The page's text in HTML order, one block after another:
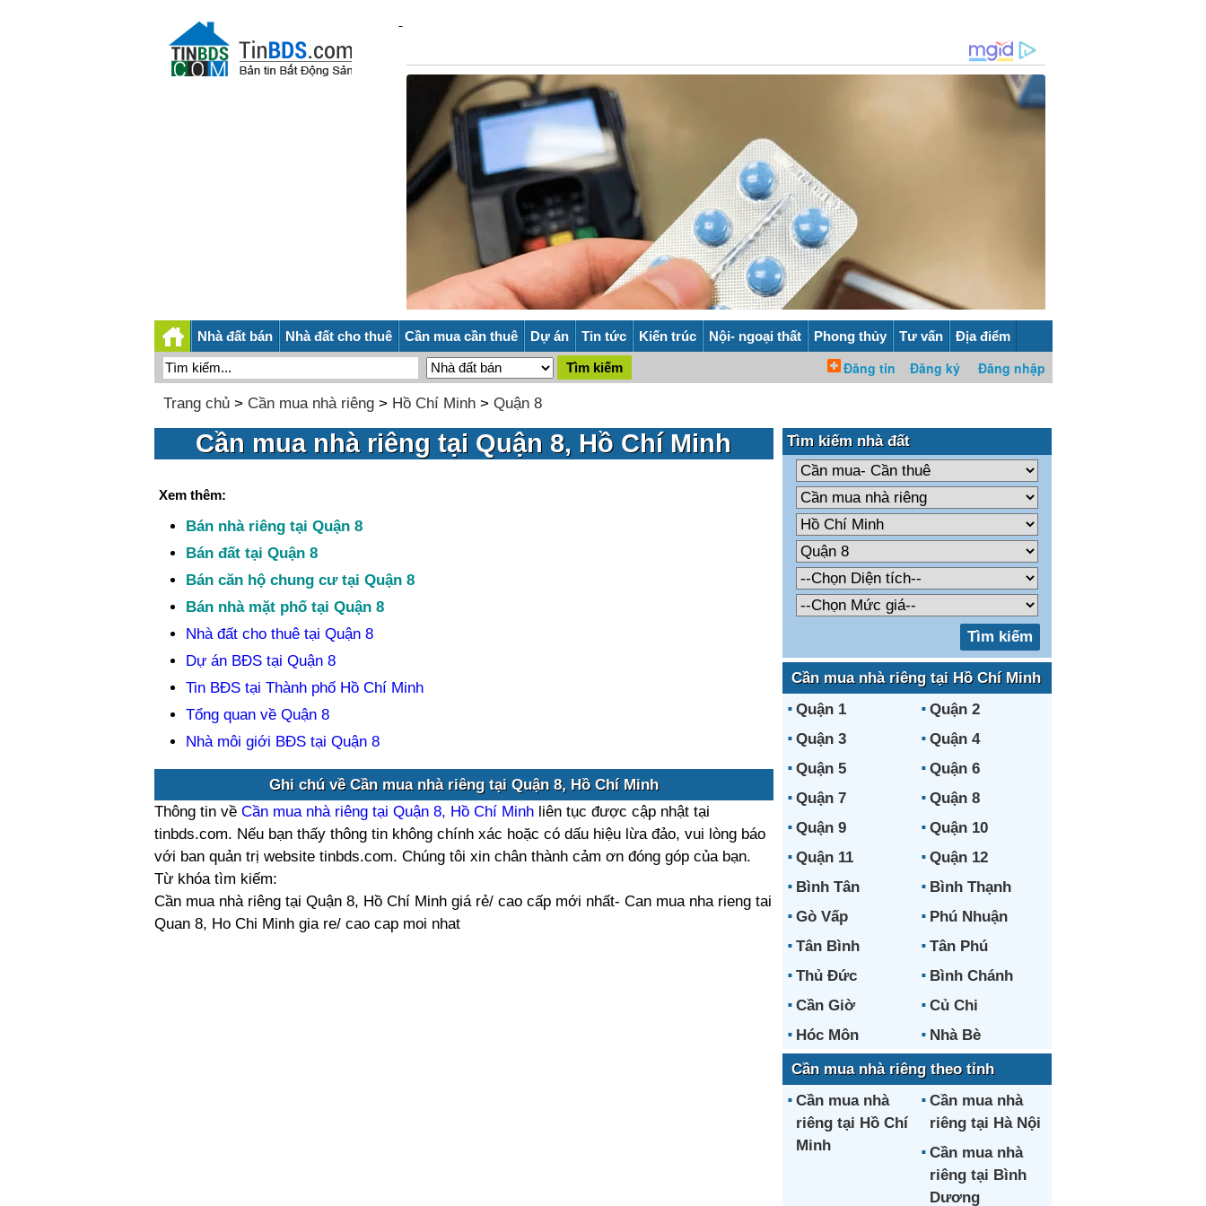
Nhà đất bán Nhà đất cho thuê Cần mua cần thuê Dự án Tin tức Kiến trúc Nội- ngoại thất Phong thủy Tư vấn Địa điểm
Trang chủ> Cần mua nhà riêng> Hồ Chí Minh> Quận 8
Cần mua nhà riêng tại Quận 8, Hồ Chí Minh
Xem thêm:
Bán nhà riêng tại Quận 8
Bán đất tại Quận 8
Bán căn hộ chung cư tại Quận 8
Bán nhà mặt phố tại Quận 8
Nhà đất cho thuê tại Quận 8
Dự án BĐS tại Quận 8
Tin BĐS tại Thành phố Hồ Chí Minh
Tổng quan về Quận 8
Nhà môi giới BĐS tại Quận 8
Ghi chú về Cần mua nhà riêng tại Quận 8, Hồ Chí Minh
Thông tin về Cần mua nhà riêng tại Quận 8, Hồ Chí Minhliên tục được cập nhật tại
tinbds.com. Nếu bạn thấy thông tin không chính xác hoặc có dấu hiệu lừa đảo, vui lòng báo
với ban quản trị website tinbds.com. Chúng tôi xin chân thành cảm ơn đóng góp của bạn.
Từ khóa tìm kiếm:
Cần mua nhà riêng tại Quận 8, Hồ Chí Minh giá rẻ/ cao cấp mới nhất- Can mua nha rieng tai
Quan 8, Ho Chi Minh gia re/ cao cap moi nhat
Tìm kiếm nhà đất
Cần mua nhà riêng tại Hồ Chí Minh
Quận 1
Quận 2
Quận 3
Quận 4
Quận 5
Quận 6
Quận 7
Quận 8
Quận 9
Quận 10
Quận 11
Quận 12
Bình Tân
Bình Thạnh
Gò Vấp
Phú Nhuận
Tân Bình
Tân Phú
Thủ Đức
Bình Chánh
Cần Giờ
Củ Chi
Hóc Môn
Nhà Bè
Cần mua nhà riêng theo tỉnh
Cần mua nhà
riêng tại Hồ Chí
Minh
Cần mua nhà
riêng tại Hà Nội
Cần mua nhà
riêng tại Bình
Dương